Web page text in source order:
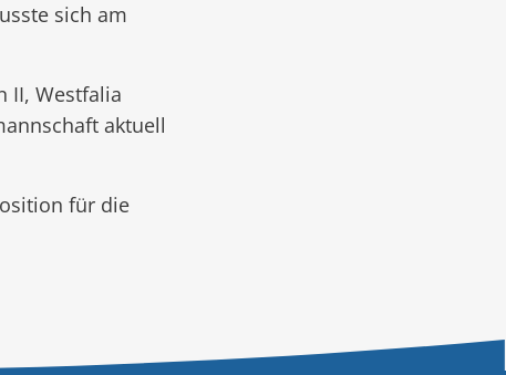
sich am
II, Westfalia
aktuell
für die